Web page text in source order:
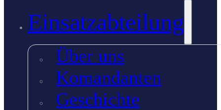
Einsatzabteilung
Über uns
Komandanten
Geschichte